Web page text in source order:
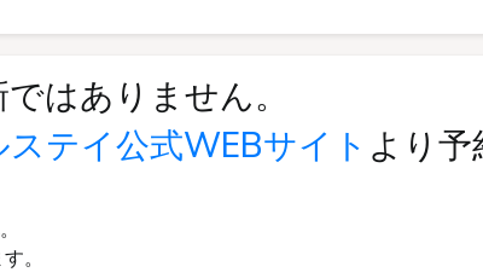
はありません。
ステイ公式WEBサイト より
。